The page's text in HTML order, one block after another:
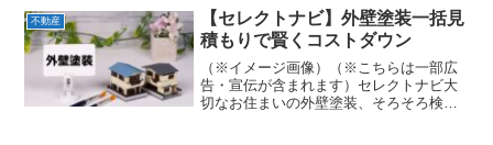
類や価格によって税額が変動するため、
購入前にその仕組みを...
不動産
【セレクトナビ】外壁塗装一括見
積もりで賢くコストダウン
（※イメージ画像）（※こちらは一部広
告・宣伝が含まれます）セレクトナビ大
切なお住まいの外壁塗装、そろそろ検討